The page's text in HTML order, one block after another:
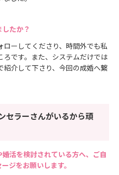
たか？
ーしてくださり、時間外でも私
ろです。また、システムだけでは
紹介して下さり、今回の成婚へ繋
セラーさんがいるから頑
活を検討されている方へ、ご自
ジをお願いします。